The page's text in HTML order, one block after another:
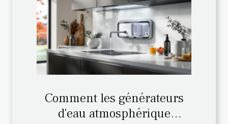
Comment les générateurs
d'eau atmosphérique